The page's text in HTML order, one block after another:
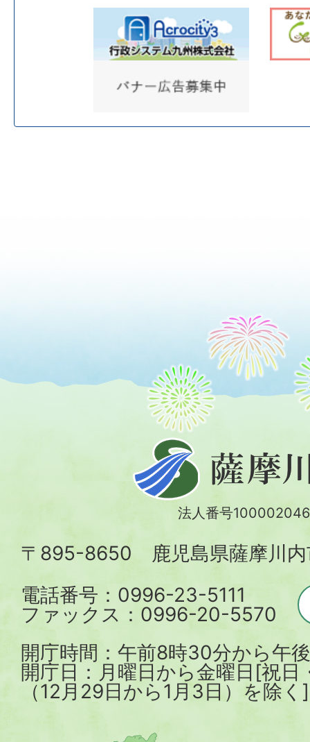
摩
川
法人番号
〒895-8650 鹿児島県薩摩川内
電話番号：0996-23-5111
ファックス：0996-20-5570
開庁時間：午前8時30分から午
開庁日：月曜日から金曜日[祝
（12月29日から1月3日）を除く]